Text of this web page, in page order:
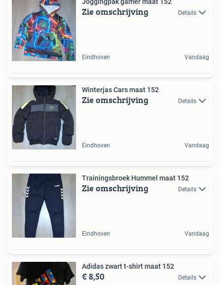
Zie omschrijving Details
Eindhoven Vandaag
Winterjas Cars maat 152
Zie omschrijving Details
Eindhoven Vandaag
Trainingsbroek Hummel maat 152
Zie omschrijving Details
Eindhoven Vandaag
Adidas zwart t-shirt maat 152
€ 8,50 Details